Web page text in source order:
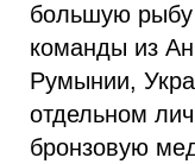
большую рыбу
команды из
Румынии,
отдельном
бронзовую